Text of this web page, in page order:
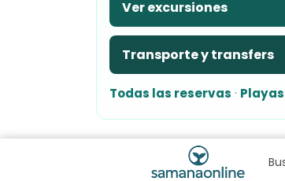
Ver excursiones
Transporte y transfers
Todas las reservas ·